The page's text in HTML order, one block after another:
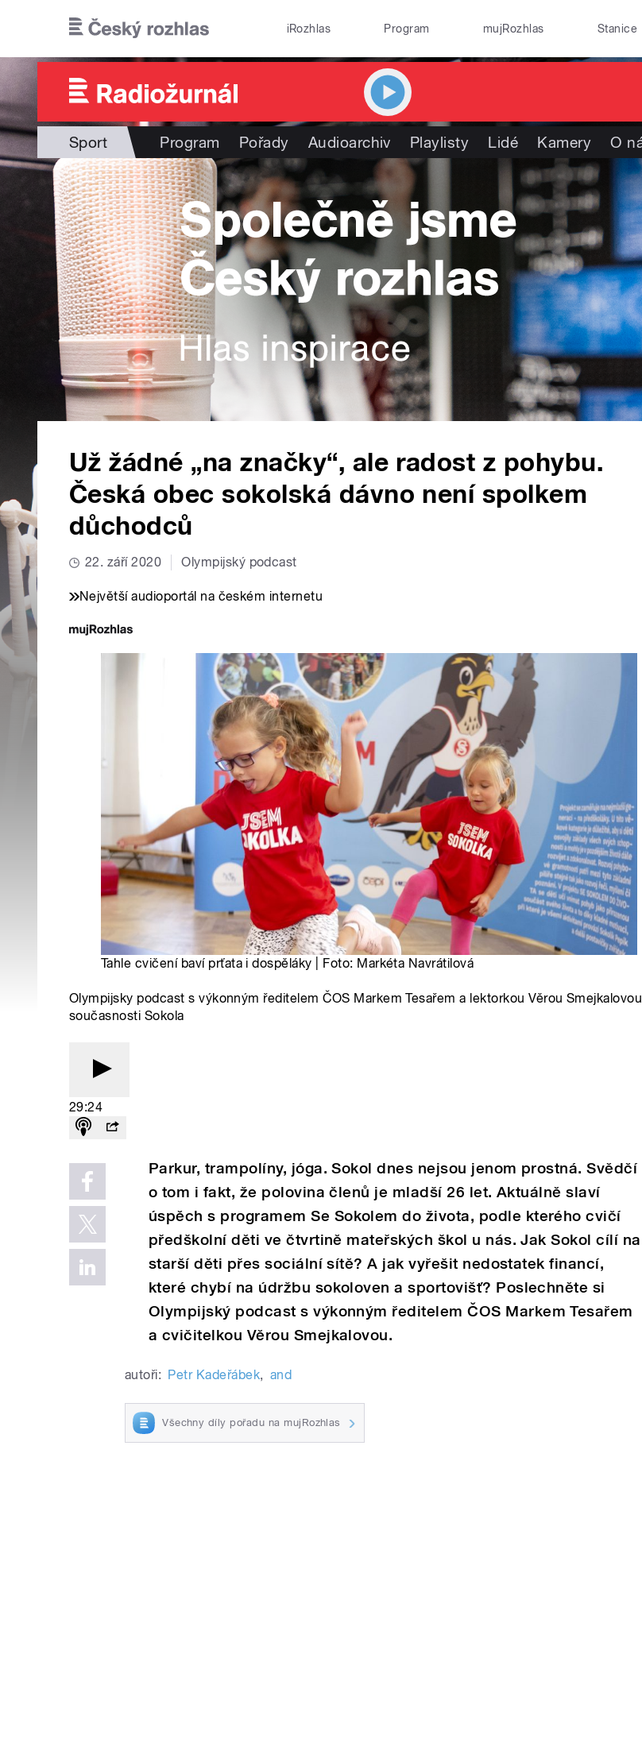
iRozhlas Program mujRozhlas Stanice
Sport Program Pořady Audioarchiv Playlisty Lidé Kamery O
Už žádné „na značky“, ale radost z pohybu.
Česká obec sokolská dávno není spolkem
důchodců
22. září 2020 Olympijský podcast
Největší audioportál na českém internetu
Tahle cvičení baví prťata i dospěláky | Foto: Markéta Navrátilová
Olympijsky podcast s výkonným ředitelem ČOS Markem Tesařem a lektorkou Věrou
současnosti Sokola
29:24
Parkur, trampolíny, jóga. Sokol dnes nejsou jenom prostná. Svědčí
o tom i fakt, že polovina členů je mladší 26 let. Aktuálně slaví
úspěch s programem Se Sokolem do života, podle kterého cvičí
předškolní děti ve čtvrtině mateřských škol u nás. Jak Sokol cílí na
starší děti přes sociální sítě? A jak vyřešit nedostatek financí,
které chybí na údržbu sokoloven a sportovišť? Poslechněte si
Olympijský podcast s výkonným ředitelem ČOS Markem Tesařem
a cvičitelkou Věrou Smejkalovou.
autoři: Petr Kadeřábek, and
Všechny díly pořadu na mujRozhlas